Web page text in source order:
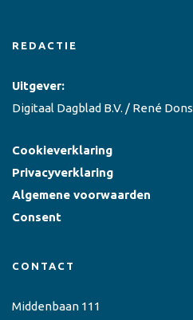
REDACTIE
Uitgever:
Digitaal Dagblad B.V. / René Dons
Cookieverklaring
Privacyverklaring
Algemene voorwaarden
Consent
CONTACT
Middenbaan 111